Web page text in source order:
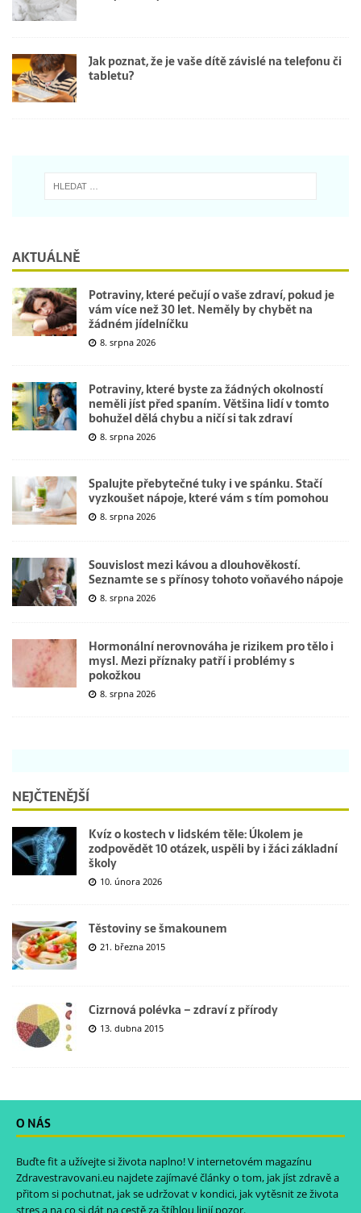
Jak poznat, že je vaše dítě závislé na telefonu či
tabletu?
AKTUÁLNĚ
Potraviny, které pečují o vaše zdraví, pokud je
vám více než 30 let. Neměly by chybět na
žádném jídelníčku
8. srpna 2026
Potraviny, které byste za žádných okolností
neměli jíst před spaním. Většina lidí v tomto
bohužel dělá chybu a ničí si tak zdraví
8. srpna 2026
Spalujte přebytečné tuky i ve spánku. Stačí
vyzkoušet nápoje, které vám s tím pomohou
8. srpna 2026
Souvislost mezi kávou a dlouhověkostí.
Seznamte se s přínosy tohoto voňavého nápoje
8. srpna 2026
Hormonální nerovnováha je rizikem pro tělo i
mysl. Mezi příznaky patří i problémy s
pokožkou
8. srpna 2026
NEJČTENĚJŠÍ
Kvíz o kostech v lidském těle: Úkolem je
zodpovědět 10 otázek, uspěli by i žáci základní
školy
10. února 2026
Těstoviny se šmakounem
21. března 2015
Cizrnová polévka – zdraví z přírody
13. dubna 2015
O NÁS
Buďte fit a užívejte si života naplno! V internetovém magazínu
Zdravestravovani.eu najdete zajímavé články o tom, jak jíst zdravě a
přitom si pochutnat, jak se udržovat v kondici, jak vytěsnit ze života
stres a na co si dát na cestě za štíhlou linií pozor.